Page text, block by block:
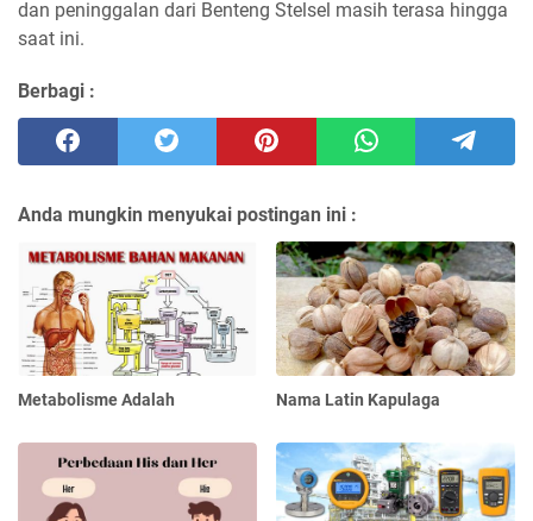
dan peninggalan dari Benteng Stelsel masih terasa hingga
saat ini.
Berbagi :
Anda mungkin menyukai postingan ini :
Metabolisme Adalah Nama Latin Kapulaga